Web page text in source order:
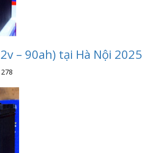
– 90ah) tại Hà Nội 2025